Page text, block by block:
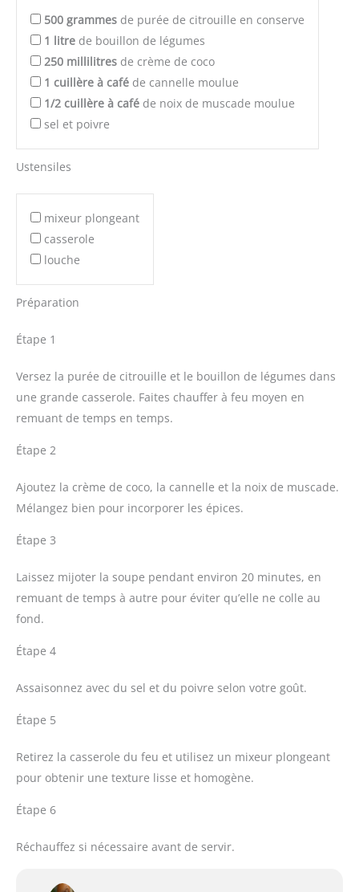
500 grammes de purée de citrouille en conserve
1 litre de bouillon de légumes
250 millilitres de crème de coco
1 cuillère à café de cannelle moulue
1/2 cuillère à café de noix de muscade moulue
sel et poivre
Ustensiles
mixeur plongeant
casserole
louche
Préparation
Étape 1
Versez la purée de citrouille et le bouillon de légumes dans
une grande casserole. Faites chauffer à feu moyen en
remuant de temps en temps.
Étape 2
Ajoutez la crème de coco, la cannelle et la noix de muscade.
Mélangez bien pour incorporer les épices.
Étape 3
Laissez mijoter la soupe pendant environ 20 minutes, en
remuant de temps à autre pour éviter qu’elle ne colle au
fond.
Étape 4
Assaisonnez avec du sel et du poivre selon votre goût.
Étape 5
Retirez la casserole du feu et utilisez un mixeur plongeant
pour obtenir une texture lisse et homogène.
Étape 6
Réchauffez si nécessaire avant de servir.